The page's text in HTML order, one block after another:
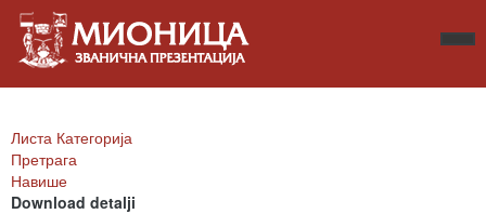
Листа Категорија
Претрага
Навише
Download detalji